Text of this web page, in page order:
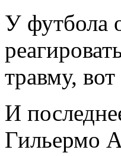
У футбола
травму,
И
Гильермо